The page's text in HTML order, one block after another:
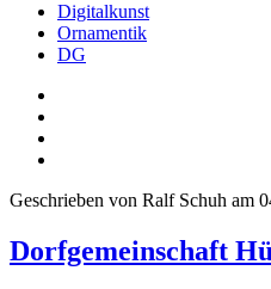
Digitalkunst
Ornamentik
DG
Geschrieben von Ralf Schuh am
Dorfgemeinschaft